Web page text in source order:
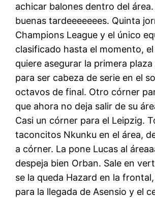
achicar balones dentro del
buenas tardeeeeeees. Quinta
Champions League y el único
clasificado hasta el momento,
quiere asegurar la primera
para ser cabeza de serie en el
octavos de final. Otro córner
que ahora no deja salir de su
Casi un córner para el Leipzig.
taconcitos Nkunku en el área,
a córner. La pone Lucas al
despeja bien Orban. Sale en
se la queda Hazard en la
para la llegada de Asensio y el